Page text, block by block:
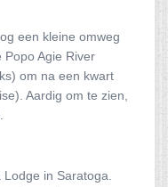
een kleine omweg
Popo Agie River
om na een kwart
Aardig om te zien,
in Saratoga.